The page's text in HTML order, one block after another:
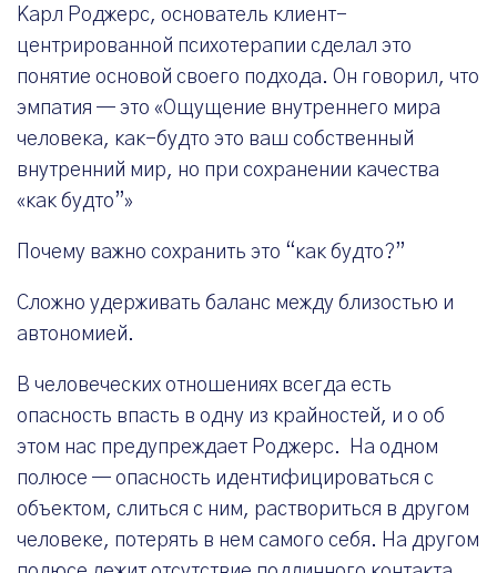
Карл Роджерс, основатель клиент-
центрированной психотерапии сделал это
понятие основой своего подхода. Он говорил, что
эмпатия — это «Ощущение внутреннего мира
человека, как-будто это ваш собственный
внутренний мир, но при сохранении качества
«как будто”»
Почему важно сохранить это “как будто?”
Сложно удерживать баланс между близостью и
автономией.
В человеческих отношениях всегда есть
опасность впасть в одну из крайностей, и о об
этом нас предупреждает Роджерс. На одном
полюсе — опасность идентифицироваться с
объектом, слиться с ним, раствориться в другом
человеке, потерять в нем самого себя. На другом